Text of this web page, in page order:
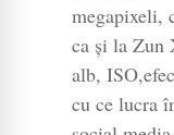
megapixeli,
ca și la Zun
alb,
cu ce lucra